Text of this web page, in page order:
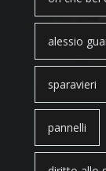
alessio
sparavieri
pannelli